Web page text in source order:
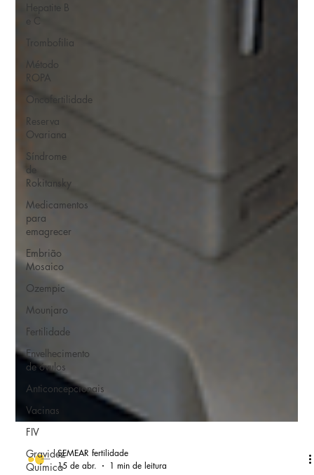
Hepatite B
e C
Trombofilia
Método
ROPA
Oncofertilidade
Reserva
Ovariana
Síndrome
de
Rokitansky
Medicamentos
para
emagrecer
Embrião
Mosaico
Ozempic
Mounjaro
Fertilidade
Envelhecimento
de óvulos
Anticoncepcionais
Vacinas
FIV
Gravidez
Química